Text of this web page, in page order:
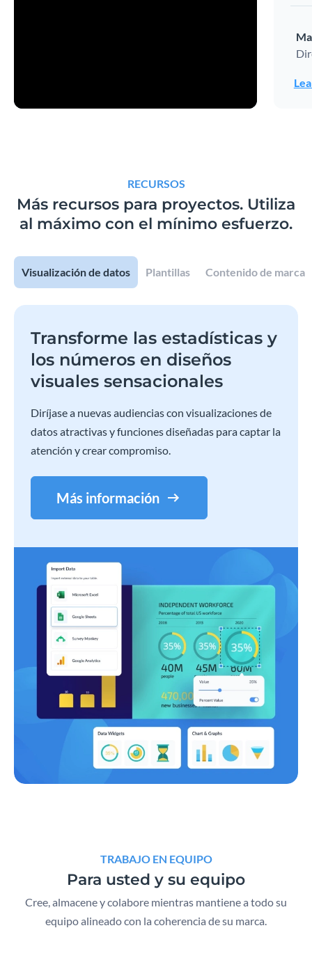
RECURSOS
Más recursos para proyectos. Utiliza
al máximo con el mínimo esfuerzo.
Visualización de datos Plantillas Contenido de marca
Transforme las estadísticas y
los números en diseños
visuales sensacionales
Diríjase a nuevas audiencias con visualizaciones de
datos atractivas y funciones diseñadas para captar la
atención y crear compromiso.
Más información
TRABAJO EN EQUIPO
Para usted y su equipo
Cree, almacene y colabore mientras mantiene a todo su
equipo alineado con la coherencia de su marca.